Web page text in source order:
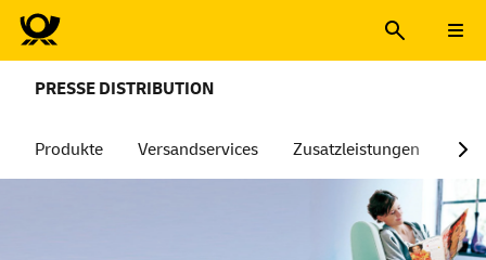
PRESSE DISTRIBUTION
Produkte Versandservices Zusatzleistungen